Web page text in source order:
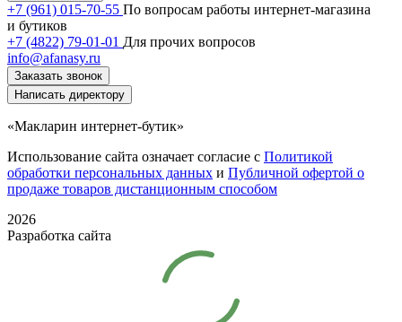
+7 (961) 015-70-55 По вопросам работы интернет-магазина
и бутиков
+7 (4822) 79-01-01 Для прочих вопросов
info@afanasy.ru
Заказать звонок
Написать директору
«Макларин интернет-бутик»
Использование сайта означает согласие с Политикой
обработки персональных данных и Публичной офертой о
продаже товаров дистанционным способом
2026
Разработка сайта